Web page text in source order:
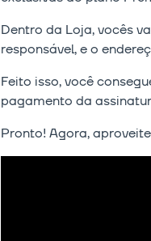
Dentro da Loja, vocês
responsável, e o
Feito isso, você
pagamento da
Pronto! Agora,